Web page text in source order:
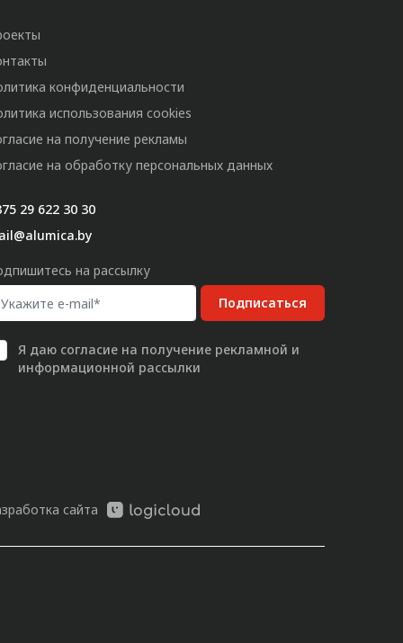
конфиденциальности
использования cookies
на получение рекламы
на обработку персональных данных
29 622 30 30
на рассылку
Подписаться
Я даю согласие на получение рекламной и
информационной рассылки
сайта